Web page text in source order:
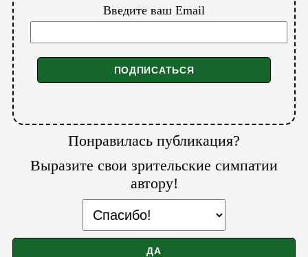
Введите ваш Email
Понравилась публикация?
Выразите свои зрительские симпатии
автору!